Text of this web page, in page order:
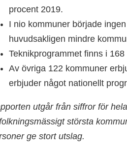
procent 2019.
I nio kommuner började
huvudsakligen mindre
Teknikprogrammet finns i 168
Av övriga 122 kommuner
erbjuder något nationellt
utgår från siffror för
största
ge stort utslag.